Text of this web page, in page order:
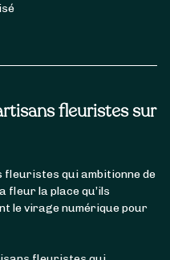
fleuristes sur
fleuristes qui ambitionne de
fleur la place qu’ils
le virage numérique pour